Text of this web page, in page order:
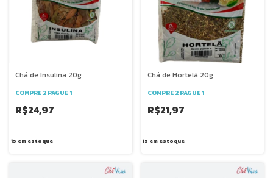
Chá de Insulina 20g
COMPRE 2 PAGUE 1
R$24,97
15 em estoque
Chá de Hortelã 20g
COMPRE 2 PAGUE 1
R$21,97
15 em estoque